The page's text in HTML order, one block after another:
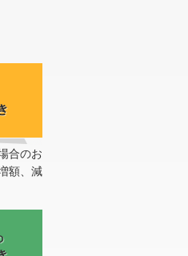
合のお
額、減